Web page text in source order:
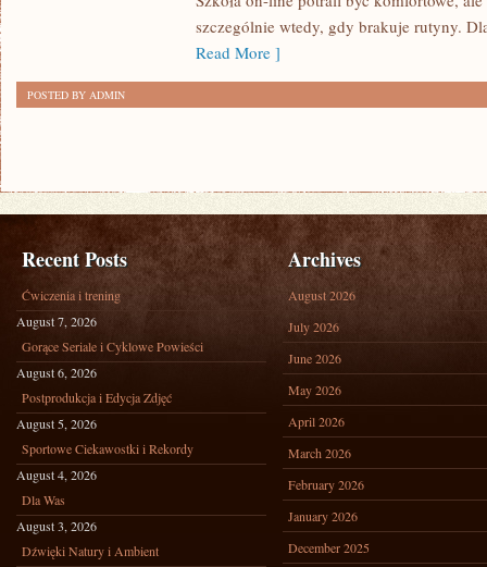
PRAKTYCEszczególnie wtedy, gdy brakuje rutyny.
Read More ]
POSTED BY ADMIN
Recent Posts
Ćwiczenia i trening
August 7, 2026
Gorące Seriale i Cyklowe Powieści
August 6, 2026
Postprodukcja i Edycja Zdjęć
August 5, 2026
Sportowe Ciekawostki i Rekordy
August 4, 2026
Dla Was
August 3, 2026
Dźwięki Natury i Ambient
Archives
August 2026
July 2026
June 2026
May 2026
April 2026
March 2026
February 2026
January 2026
December 2025